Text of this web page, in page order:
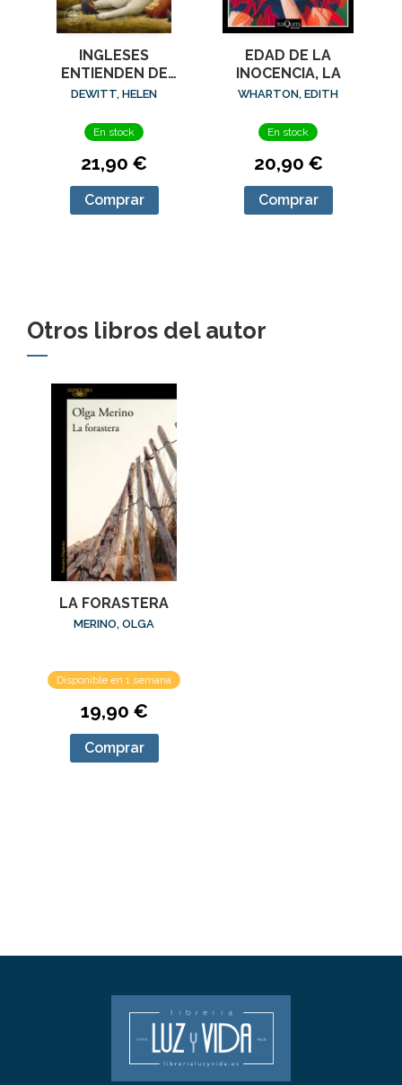
INGLESES
ENTIENDEN DE
LANA (Y OTROS
DEWITT, HELEN
En stock
21,90 €
Comprar
EDAD DE LA
INOCENCIA, LA
WHARTON, EDITH
En stock
20,90 €
Comprar
Otros libros del autor
LA FORASTERA
MERINO, OLGA
Disponible en 1 semana
19,90 €
Comprar